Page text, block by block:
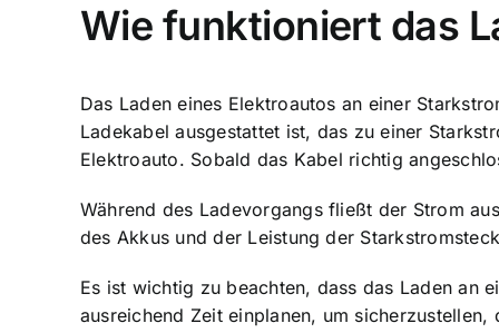
Wie funktioniert das
Das Laden eines Elektroautos an einer
Ladekabel ausgestattet ist, das zu einer
Elektroauto. Sobald das Kabel richtig
Während des Ladevorgangs fließt der Strom
des Akkus und der Leistung der
Es ist wichtig zu beachten, dass das Laden an
ausreichend Zeit einplanen, um